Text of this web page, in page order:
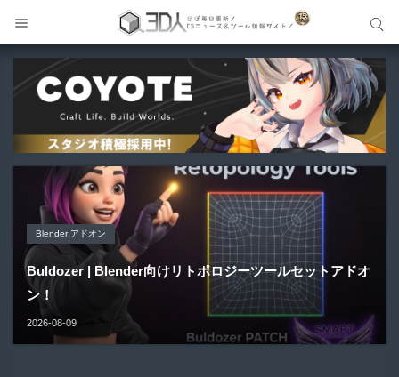
Blender アドオン
Buldozer | Blender向けリトポロジーツールセットアドオ
ン！
2026-08-09
Maya プラグイン
Gizmify Media Plane 2 | MP4・AVI・MKV・MOVな...
2026-08-08
Unreal Engine アセット
Material Parameter Manager | Unreal Engi...
2026-08-07
Unreal Engine アセット
Pipe It | 直感的にパイプ形状を構築出来るUnreal Engine
5...
2026-08-05
Unreal Engine アセット
Directive Utilities | ブループリントライブラリやエディタ
ス...
2026-08-03
サイト内検索